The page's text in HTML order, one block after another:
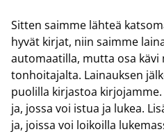
Sit­ten saim­me läh­teä
hyvät kir­jat, niin saim­me
au­to­maa­til­la, mutta osa
ton­hoi­ta­jal­ta. Lai­nauk­sen
puo­lil­la kir­jas­toa
ja, jossa voi istua ja lukea.
ja, jois­sa voi loi­koil­la